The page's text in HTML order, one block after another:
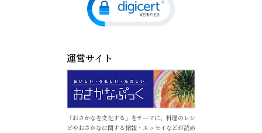
運営サイト
「おさかなを文化する」をテーマに、料理のレシ
ピやおさかなに関する情報・エッセイなどが読め